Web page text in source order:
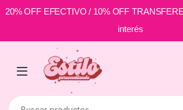
20% OFF EFECTIVO / 10% OFF
interés
Skip to navigation
Buscar por: